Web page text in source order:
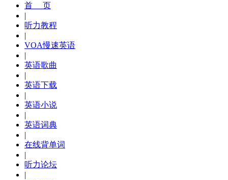
首 页
|
听力教程
|
VOA慢速英语
|
英语歌曲
|
英语下载
|
英语小说
|
英语词典
|
在线背单词
|
听力论坛
|